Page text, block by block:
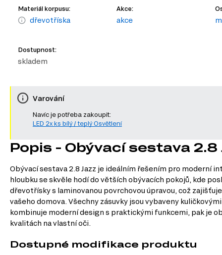
Materiál korpusu:
dřevotříska
Akce:
akce
Dostupnost:
skladem
Varování
Navíc je potřeba zakoupit:
LED 2x ks bílý / teplý Osvětlení
Popis - Obývací sestava 2.8
Obývací sestava 2.8 Jazz je ideálním řešením pro moderní
hloubku se skvěle hodí do větších obývacích pokojů, kde
dřevotřísky s laminovanou povrchovou úpravou, což
vašeho domova. Všechny zásuvky jsou vybaveny
kombinuje moderní design s praktickými funkcemi, pak je
kvalitách na vlastní oči.
Dostupné modifikace produktu